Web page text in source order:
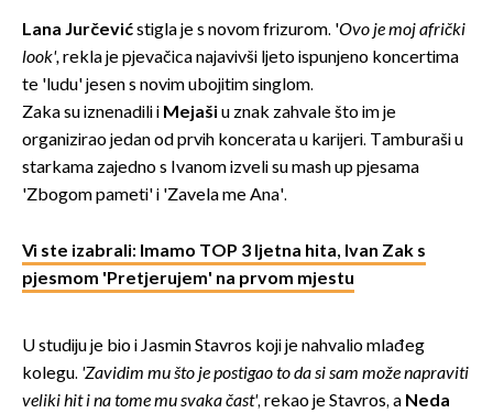
Lana Jurčevićstigla je s novom frizurom. 'Ovo je moj afrički
look',rekla je pjevačica najavivši ljeto ispunjeno koncertima
te 'ludu' jesen s novim ubojitim singlom.
Zaka su iznenadili i Mejaši u znak zahvale što im je
organizirao jedan od prvih koncerata u karijeri. Tamburaši u
starkama zajedno s Ivanom izveli su mash up pjesama
'Zbogom pameti' i 'Zavela me Ana'.
Vi ste izabrali: Imamo TOP 3 ljetna hita, Ivan Zak s
pjesmom 'Pretjerujem' na prvom mjestu
U studiju je bio i Jasmin Stavros koji je nahvalio mlađeg
kolegu. 'Zavidim mu što je postigao to da si sam može napraviti
veliki hit i na tome mu svaka čast', rekao je Stavros, a Neda